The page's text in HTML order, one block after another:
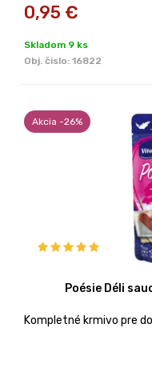
0,95 €
Skladom 9 ks
Obj. čislo: 16822
Akcia -26%
Poésie Déli
Kompletné krmivo pre